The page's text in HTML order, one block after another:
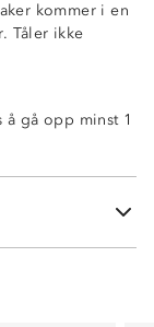
kommer i en
Tåler ikke
gå opp minst 1